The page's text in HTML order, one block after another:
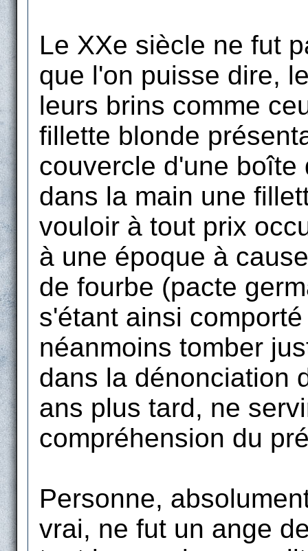
Le XXe siècle ne fut
que l'on puisse dire,
leurs brins comme
fillette blonde
couvercle d'une boîte
dans la main une
vouloir à tout prix
à une époque à
de fourbe (pacte
s'étant ainsi
néanmoins tomber
dans la dénonciation
ans plus tard, ne
compréhension du
Personne,
vrai, ne fut un ange